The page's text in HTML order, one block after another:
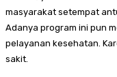
masyarakat setempat
Adanya program ini pun
pelayanan kesehatan.
sakit.